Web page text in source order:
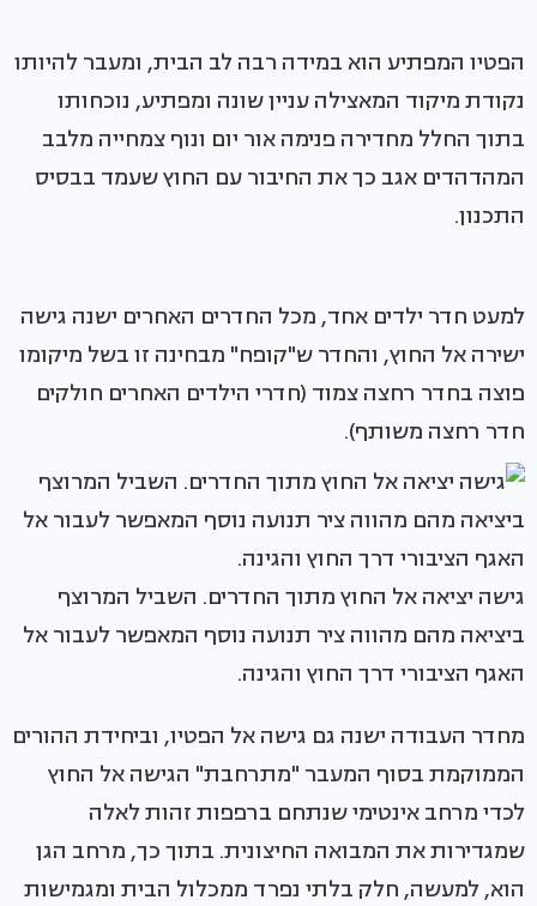
הפטיו המפתיע הוא במידה רבה לב הבית, ומעבר להיותו
נקודת מיקוד המאצילה עניין שונה ומפתיע, נוכחותו
בתוך החלל מחדירה פנימה אור יום ונוף צמחייה מלבב
המהדהדים אגב כך את החיבור עם החוץ שעמד בבסיס
התכנון.
למעט חדר ילדים אחד, מכל החדרים האחרים ישנה גישה
ישירה אל החוץ, והחדר ש"קופח" מבחינה זו בשל מיקומו
פוצה בחדר רחצה צמוד (חדרי הילדים האחרים חולקים
חדר רחצה משותף).
גישה יציאה אל החוץ מתוך החדרים. השביל המרוצף
ביציאה מהם מהווה ציר תנועה נוסף המאפשר לעבור אל
האגף הציבורי דרך החוץ והגינה.
מחדר העבודה ישנה גם גישה אל הפטיו, וביחידת ההורים
הממוקמת בסוף המעבר "מתרחבת" הגישה אל החוץ
לכדי מרחב אינטימי שנתחם ברפפות זהות לאלה
שמגדירות את המבואה החיצונית. בתוך כך, מרחב הגן
הוא, למעשה, חלק בלתי נפרד ממכלול הבית ומגמישות